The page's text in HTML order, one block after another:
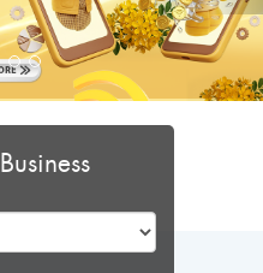
Business